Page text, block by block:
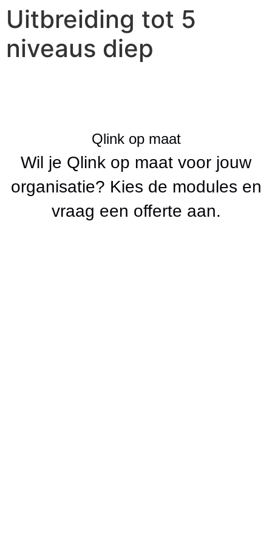
Uitbreiding tot 5
niveaus diep
Qlink op maat
Wil je Qlink op maat voor jouw
organisatie? Kies de modules en
vraag een offerte aan.